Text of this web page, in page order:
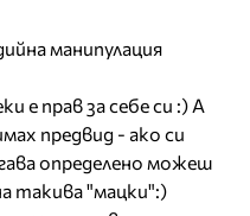
манипулация
е прав за себе си :) А
предвид - ако си
определено можеш
такива "мацки":)